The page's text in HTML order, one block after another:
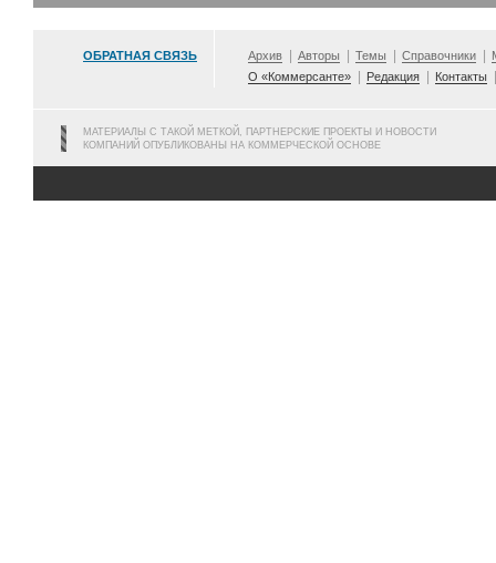
ОБРАТНАЯ СВЯЗЬ Архив Авторы Темы Справочники
О «Коммерсанте»
Редакция Контакты
МАТЕРИАЛЫ С ТАКОЙ МЕТКОЙ, ПАРТНЕРСКИЕ ПРОЕКТЫ И НОВОСТИ
КОМПАНИЙ ОПУБЛИКОВАНЫ НА КОММЕРЧЕСКОЙ ОСНОВЕ